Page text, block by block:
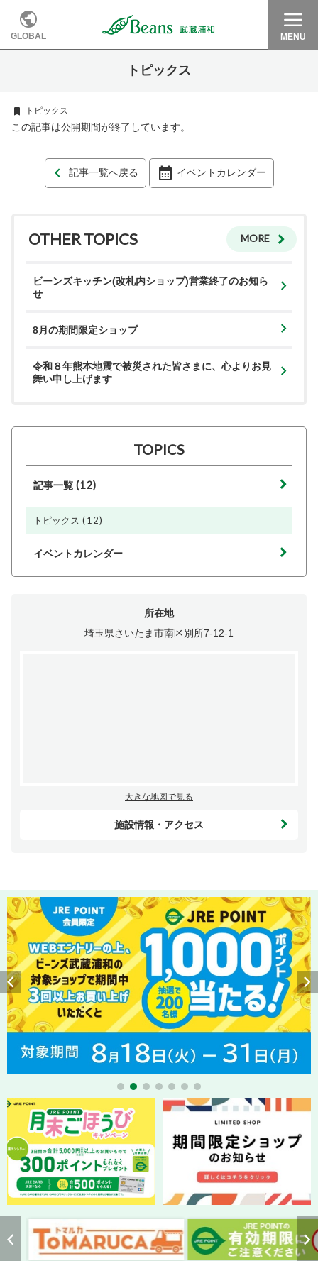
GLOBAL MENU
トピックス
トピックス
この記事は公開期間が終了しています。
記事一覧へ戻る イベントカレンダー
OTHER TOPICS MORE
ビーンズキッチン(改札内ショップ)営業終了のお知ら
せ
8月の期間限定ショップ
令和８年熊本地震で被災された皆さまに、心よりお見
舞い申し上げます
TOPICS
記事一覧 (12)
トピックス (12)
イベントカレンダー
所在地
埼玉県さいたま市南区別所7-12-1
大きな地図で見る
施設情報・アクセス